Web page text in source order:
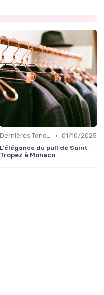
Dernières Tendances de Mode • 01/10/2025
L'élégance du pull de Saint-
Tropez à Monaco